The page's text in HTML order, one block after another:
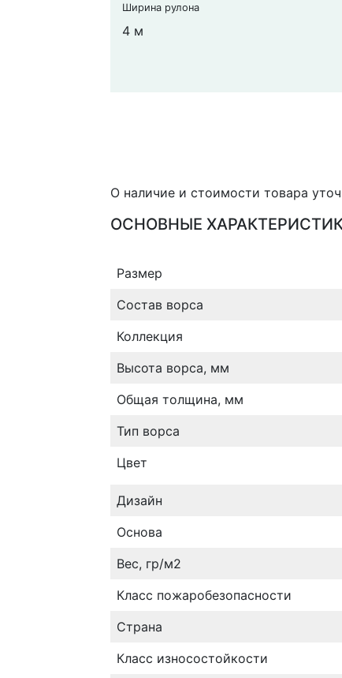
Ширина рулона
4 м
О наличие и стоимости товара
ОСНОВНЫЕ
Размер
Состав ворса
Коллекция
Высота ворса, мм
Общая толщина, мм
Тип ворса
Цвет
Дизайн
Основа
Вес, гр/м2
Класс пожаробезопасности
Страна
Класс износостойкости